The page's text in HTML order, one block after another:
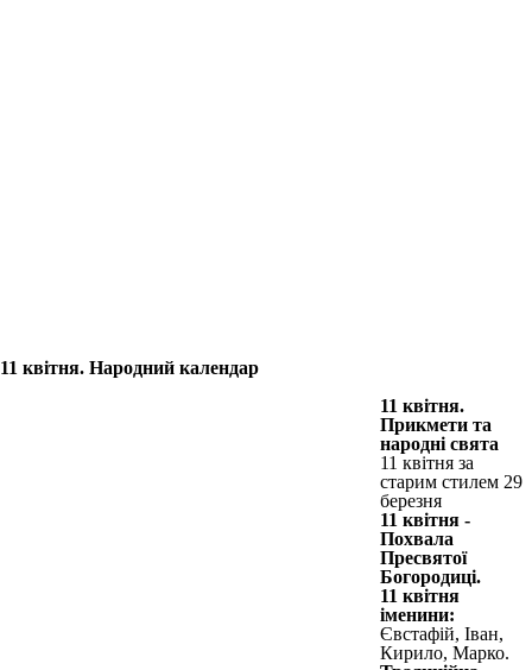
11 квітня. Народний календар
11 квітня.
Прикмети та
народні свята
11 квітня за
старим стилем 29
березня
11 квітня -
Похвала
Пресвятої
Богородиці.
11 квітня
іменини:
Євстафій, Іван,
Кирило, Марко.